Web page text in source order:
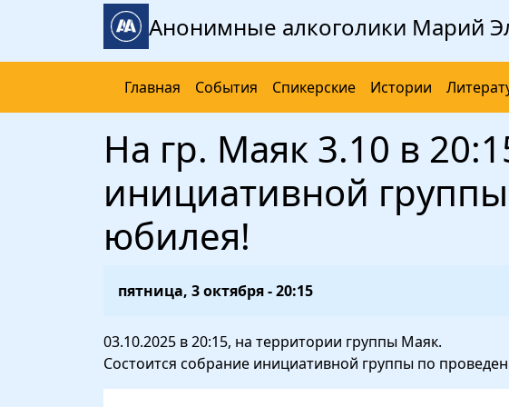
Перейти к основному содержанию
Анонимные алкоголики Марий
Главная События Спикерские Истории
На гр. Маяк 3.10 в
инициативной
юбилея!
пятница, 3 октября - 20:15
03.10.2025 в 20:15, на территории группы Маяк.
Состоится собрание инициативной группы по